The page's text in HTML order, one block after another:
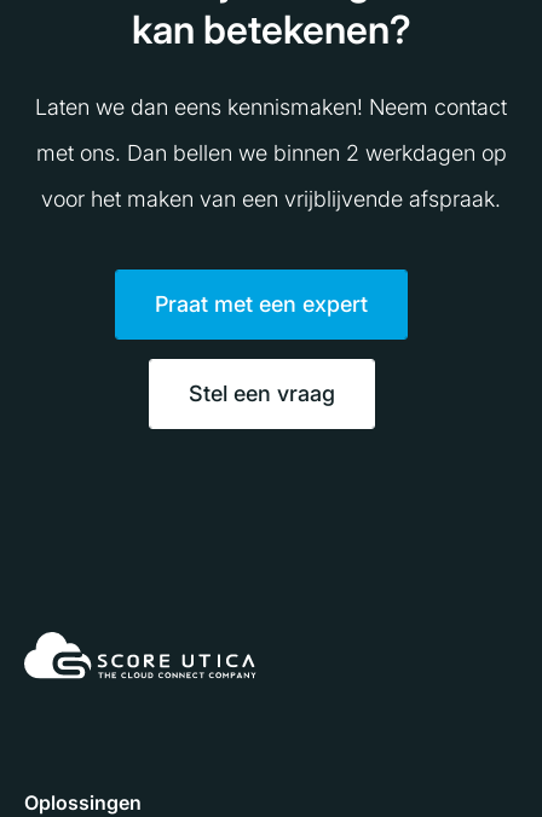
kan betekenen?
Laten we dan eens kennismaken! Neem contact
met ons. Dan bellen we binnen 2 werkdagen op
voor het maken van een vrijblijvende afspraak.
Praat met een expert
Stel een vraag
Oplossingen